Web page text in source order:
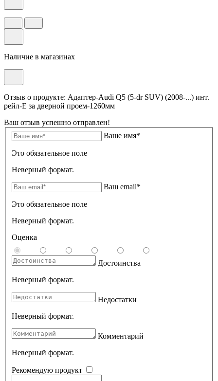
Наличие в магазинах
Отзыв о продукте: Адаптер-Audi Q5 (5-dr SUV) (2008-...) инт.
рейл-E за дверной проем-1260мм
Ваш отзыв успешно отправлен!
Ваше имя*
Это обязательное поле
Неверный формат.
Ваш email*
Это обязательное поле
Неверный формат.
Оценка
Достоинства
Неверный формат.
Недостатки
Неверный формат.
Комментарий
Неверный формат.
Рекомендую продукт